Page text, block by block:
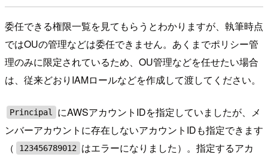
委任できる権限一覧を見てもらうとわかりますが、執筆時点
ではOUの管理などは委任できません。あくまでポリシー管
理のみに限定されているため、OU管理などを任せたい場合
は、従来どおりIAMロールなどを作成して渡してください。
Principal
にAWSアカウントIDを指定していましたが、メ
ンバーアカウントに存在しないアカウントIDも指定できます
（
123456789012 はエラーになりました）。指定するアカ